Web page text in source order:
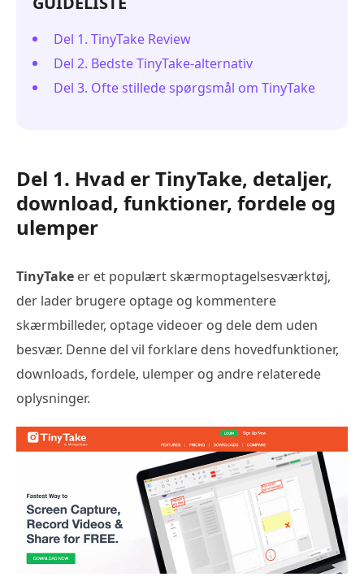
Del 1. TinyTake Review
Del 2. Bedste TinyTake-alternativ
Del 3. Ofte stillede spørgsmål om TinyTake
Del 1. Hvad er TinyTake, detaljer,
download, funktioner, fordele og
ulemper
TinyTake er et populært skærmoptagelsesværktøj,
der lader brugere optage og kommentere
skærmbilleder, optage videoer og dele dem uden
besvær. Denne del vil forklare dens hovedfunktioner,
downloads, fordele, ulemper og andre relaterede
oplysninger.